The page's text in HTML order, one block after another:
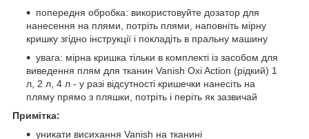
попередня обробка: використовуйте дозатор для
нанесення на плями, потріть плями, наповніть мірну
кришку згідно інструкції і покладіть в пральну машину
увага: мірна кришка тільки в комплекті із засобом для
виведення плям для тканин Vanish Oxi Action (рідкий) 1
л, 2 л, 4 л - у разі відсутності кришечки нанесіть на
пляму прямо з пляшки, потріть і періть як зазвичай
Примітка:
уникати висихання Vanish на тканині